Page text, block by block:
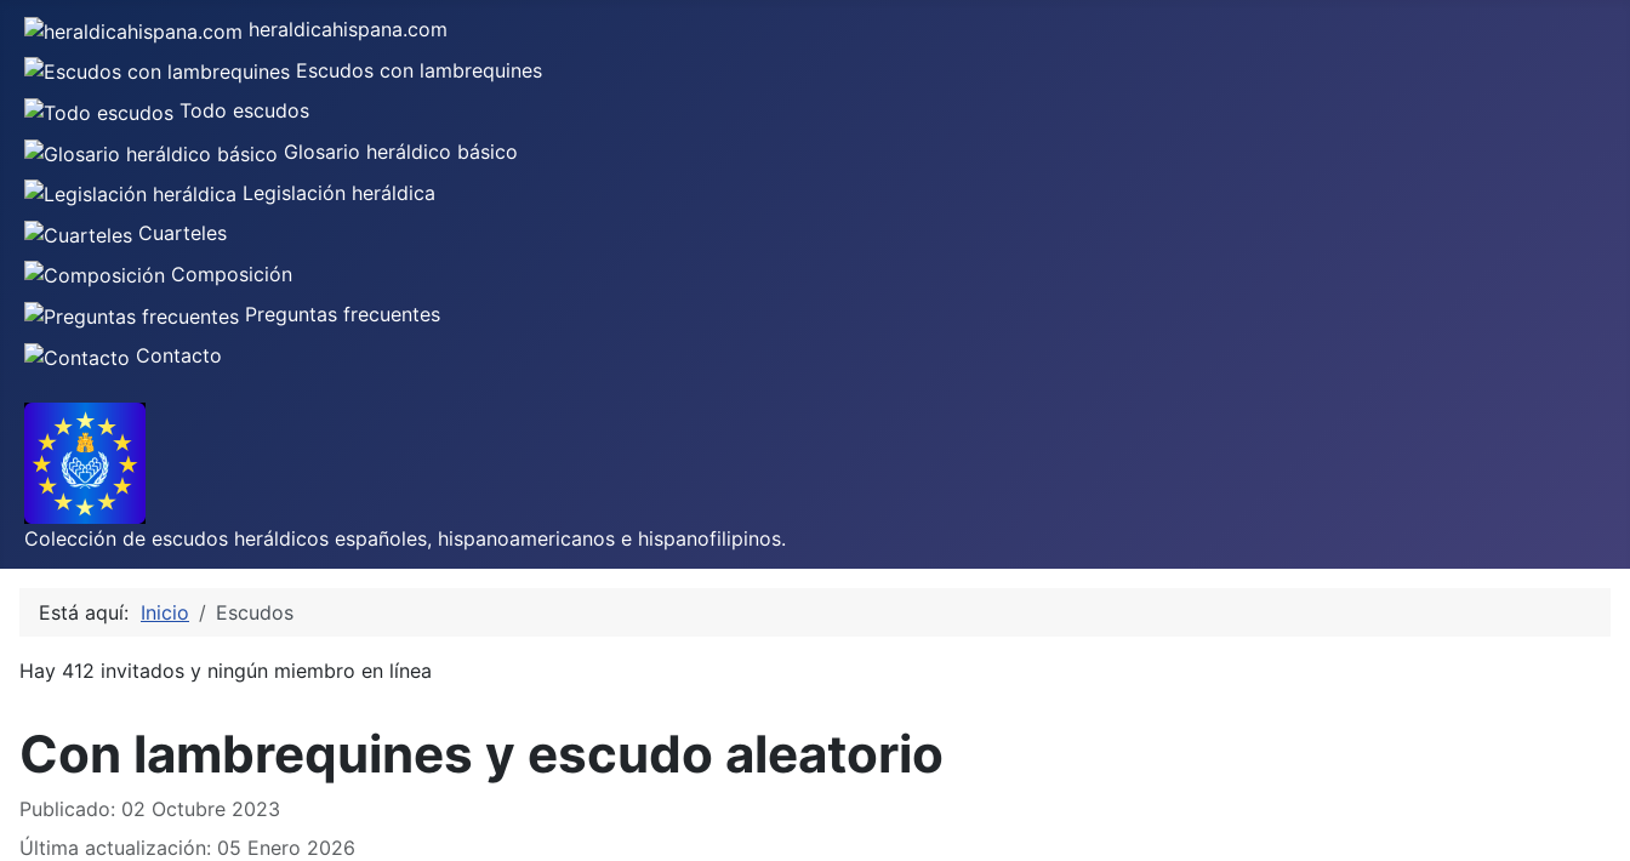
heraldicahispana.com
Escudos con lambrequines
Todo escudos
Glosario heráldico básico
Legislación heráldica
Cuarteles
Composición
Preguntas frecuentes
Contacto
Colección de escudos heráldicos españoles, hispanoamericanos e hispanofilipinos.
Está aquí: Inicio Escudos
Hay 412 invitados y ningún miembro en línea
Con lambrequines y escudo aleatorio
Publicado: 02 Octubre 2023
Última actualización: 05 Enero 2026